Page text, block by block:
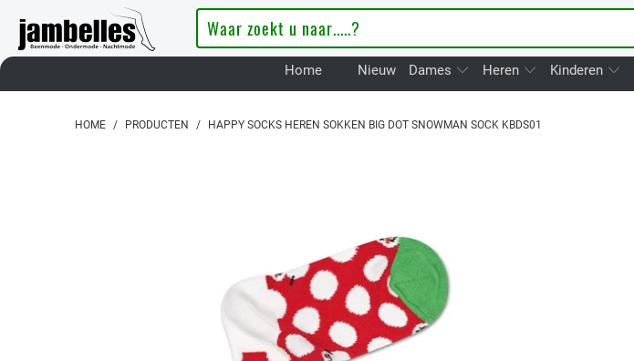
Home Nieuw Dames Heren Kinderen
HOME / PRODUCTEN / HAPPY SOCKS HEREN SOKKEN BIG DOT SNOWMAN SOCK KBDS01